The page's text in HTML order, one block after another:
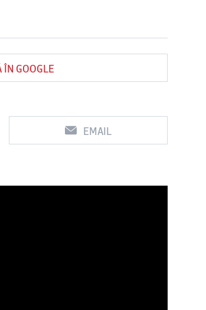
ÎN GOOGLE
EMAIL
Vs
Rapid
Farul
Vs